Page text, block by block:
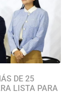
DE 25
LISTA PARA